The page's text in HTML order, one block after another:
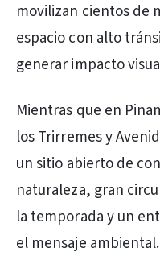
movilizan cientos de
espacio con alto
generar impacto
Mientras que en
los Trirremes y
un sitio abierto de
naturaleza, gran
la temporada y un
el mensaje ambiental.